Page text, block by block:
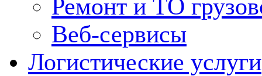
Ремонт и ТО
Веб-сервисы
Логистические услуги